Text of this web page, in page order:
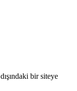
dışındaki bir siteye